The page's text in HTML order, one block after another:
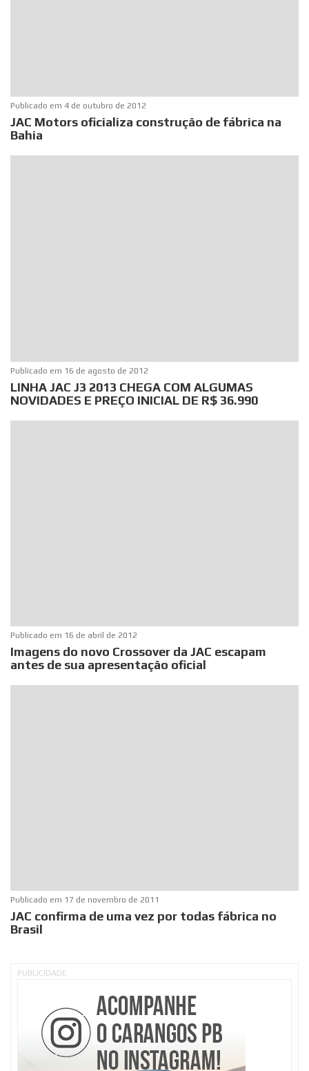
Publicado em 4 de outubro de 2012
JAC Motors oficializa construção de fábrica na
Bahia
Publicado em 16 de agosto de 2012
LINHA JAC J3 2013 CHEGA COM ALGUMAS
NOVIDADES E PREÇO INICIAL DE R$ 36.990
Publicado em 16 de abril de 2012
Imagens do novo Crossover da JAC escapam
antes de sua apresentação oficial
Publicado em 17 de novembro de 2011
JAC confirma de uma vez por todas fábrica no
Brasil
PUBLICIDADE